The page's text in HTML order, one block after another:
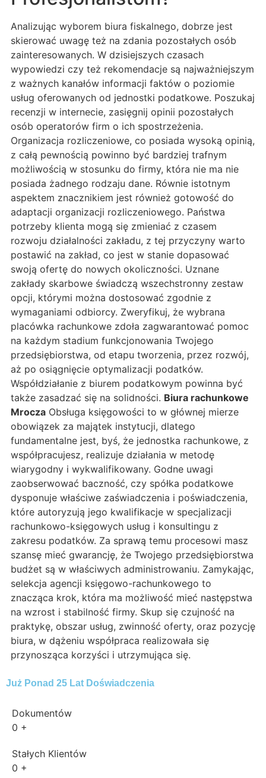
Analizując wyborem biura fiskalnego, dobrze jest
skierować uwagę też na zdania pozostałych osób
zainteresowanych. W dzisiejszych czasach
wypowiedzi czy też rekomendacje są najważniejszym
z ważnych kanałów informacji faktów o poziomie
usług oferowanych od jednostki podatkowe. Poszukaj
recenzji w internecie, zasięgnij opinii pozostałych
osób operatorów firm o ich spostrzeżenia.
Organizacja rozliczeniowe, co posiada wysoką opinią,
z całą pewnością powinno być bardziej trafnym
możliwością w stosunku do firmy, która nie ma nie
posiada żadnego rodzaju dane. Równie istotnym
aspektem znacznikiem jest również gotowość do
adaptacji organizacji rozliczeniowego. Państwa
potrzeby klienta mogą się zmieniać z czasem
rozwoju działalności zakładu, z tej przyczyny warto
postawić na zakład, co jest w stanie dopasować
swoją ofertę do nowych okoliczności. Uznane
zakłady skarbowe świadczą wszechstronny zestaw
opcji, którymi można dostosować zgodnie z
wymaganiami odbiorcy. Zweryfikuj, że wybrana
placówka rachunkowe zdoła zagwarantować pomoc
na każdym stadium funkcjonowania Twojego
przedsiębiorstwa, od etapu tworzenia, przez rozwój,
aż po osiągnięcie optymalizacji podatków.
Współdziałanie z biurem podatkowym powinna być
także zasadzać się na solidności. Biura rachunkowe
Mrocza Obsługa księgowości to w głównej mierze
obowiązek za majątek instytucji, dlatego
fundamentalne jest, byś, że jednostka rachunkowe, z
współpracujesz, realizuje działania w metodę
wiarygodny i wykwalifikowany. Godne uwagi
zaobserwować baczność, czy spółka podatkowe
dysponuje właściwe zaświadczenia i poświadczenia,
które autoryzują jego kwalifikacje w specjalizacji
rachunkowo-księgowych usług i konsultingu z
zakresu podatków. Za sprawą temu procesowi masz
szansę mieć gwarancję, że Twojego przedsiębiorstwa
budżet są w właściwych administrowaniu. Zamykając,
selekcja agencji księgowo-rachunkowego to
znacząca krok, która ma możliwość mieć następstwa
na wzrost i stabilność firmy. Skup się czujność na
praktykę, obszar usług, zwinność oferty, oraz pozycję
biura, w dążeniu współpraca realizowała się
przynosząca korzyści i utrzymująca się.
Już Ponad 25 Lat Doświadczenia
Dokumentów
0 +
Stałych Klientów
0 +